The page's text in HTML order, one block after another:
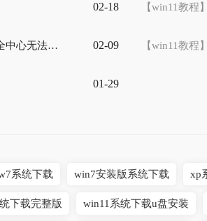
02-18 【win11教程】
的解决方法 02-09 【win11教程】
01-29
系统下载 win7安装版系统下载 xp
下载完整版 win11系统下载u盘安装